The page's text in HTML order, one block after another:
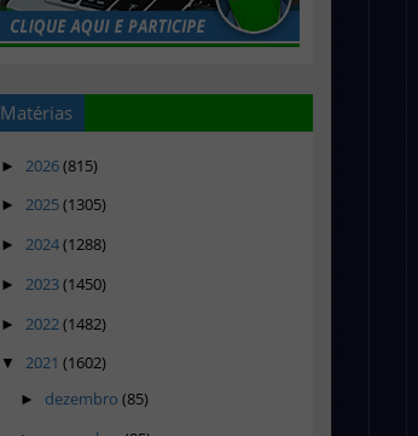
Matérias
► 2026(815)
► 2025(1305)
► 2024(1288)
► 2023(1450)
► 2022(1482)
▼ 2021 (1602)
► dezembro (85)